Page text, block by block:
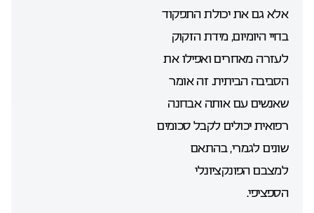
אלא גם את יכולת התפקוד
בחיי היומיום, מידת הזקוק
לעזרה מאחרים ואפילו את
הסביבה הביתית. זה אומר
שאנשים עם אותה אבחנה
רפואית יכולים לקבל סכומים
שונים לגמרי, בהתאם
למצבם הפונקציונלי
הספציפי.